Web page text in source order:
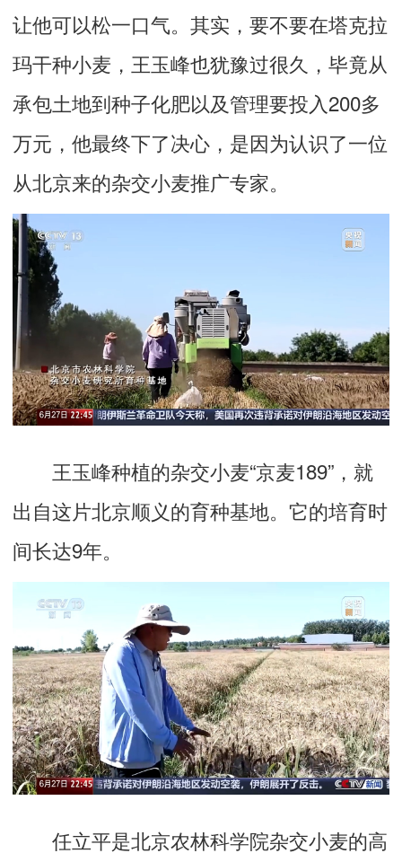
让他可以松一口气。其实，要不要在塔克拉
玛干种小麦，王玉峰也犹豫过很久，毕竟从
承包土地到种子化肥以及管理要投入200多
万元，他最终下了决心，是因为认识了一位
从北京来的杂交小麦推广专家。
王玉峰种植的杂交小麦“京麦189”，就
出自这片北京顺义的育种基地。它的培育时
间长达9年。
任立平是北京农林科学院杂交小麦的高